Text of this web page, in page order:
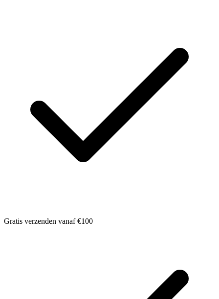
Gratis verzenden vanaf €100